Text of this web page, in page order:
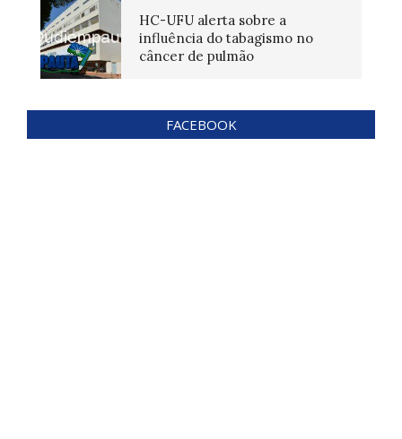
HC-UFU alerta sobre a
influência do tabagismo no
câncer de pulmão
FACEBOOK